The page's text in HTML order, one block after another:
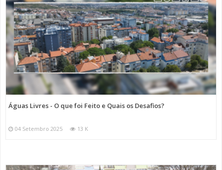
Águas Livres - O que foi Feito e Quais os Desafios?
04 Setembro 2025 13 K